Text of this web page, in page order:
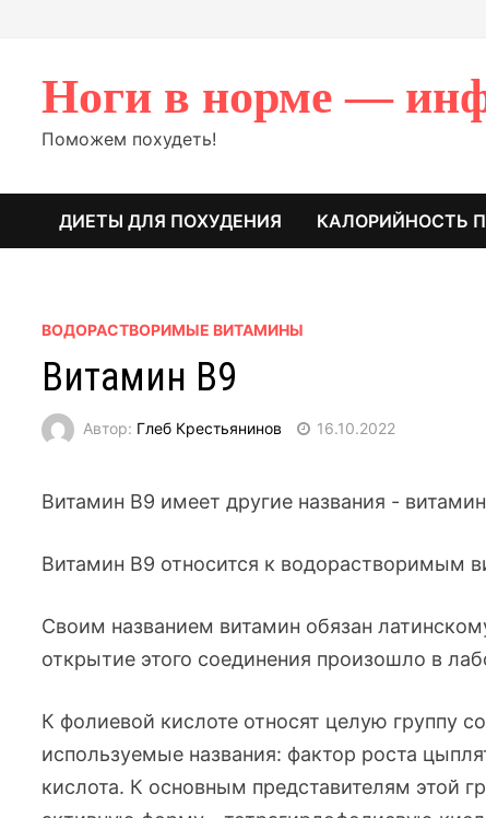
Ноги в норме —
Поможем похудеть!
ДИЕТЫ ДЛЯ ПОХУДЕНИЯ КАЛОРИЙНОСТЬ
ВОДОРАСТВОРИМЫЕ ВИТАМИНЫ
Витамин B9
Автор: Глеб Крестьянинов 16.10.2022
Витамин B9 имеет другие названия -
Витамин В9 относится к водорастворимым
Своим названием витамин обязан
открытие этого соединения произошло в
К фолиевой кислоте относят целую группу
используемые названия: фактор роста
кислота. К основным представителям этой